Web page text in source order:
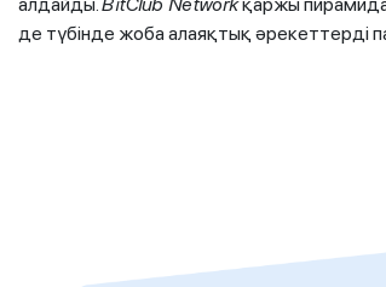
де түбінде жоба алаяқтық